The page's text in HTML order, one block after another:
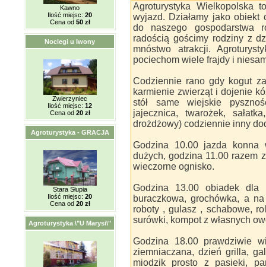
Kawno
Ilość miejsc: 20
Cena od 50 zł
Noclegi u Iwony
Zwierzyniec
Ilość miejsc: 12
Cena od 20 zł
Agroturystyka - GRACJA
Stara Słupia
Ilość miejsc: 20
Cena od 20 zł
Agroturystyka \"U Marysi\"
Agroturystyka Wielkopolska
wyjazd. Działamy jako obiekt
do naszego gospodarstwa
radością gościmy rodziny z
mnóstwo atrakcji.
pociechom wiele frajdy i
Codziennie rano gdy kogut
karmienie zwierząt i dojenie
stół same wiejskie
jajecznica, twarożek,
drożdżowy) codziennie inny
Godzina 10.00 jazda konna
dużych, godzina 11.00 razem
wieczorne ognisko.
Godzina 13.00 obiadek dla
buraczkowa, grochówka, a
roboty , gulasz , schabowe,
surówki, kompot z własnych
Godzina 18.00 prawdziwie
ziemniaczana, dzień grilla,
miodzik prosto z pasieki,